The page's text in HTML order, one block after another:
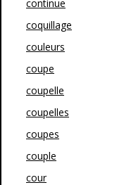
continue
coquillage
couleurs
coupe
coupelle
coupelles
coupes
couple
cour